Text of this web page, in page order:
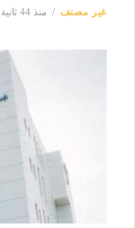
غير مصنف منذ 44 ثانية